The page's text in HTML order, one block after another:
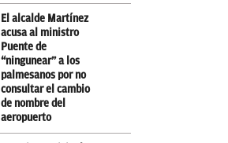
El alcalde Martínez
acusa al ministro
Puente de
“ningunear” a los
palmesanos por no
consultar el cambio
de nombre del
aeropuerto